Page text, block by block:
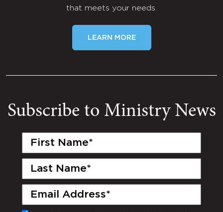
that meets your needs.
LEARN MORE
Subscribe to Ministry News
First
Last
Email
(Required)